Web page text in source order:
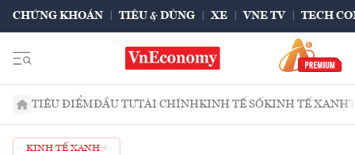
CHỨNG KHOÁN TIÊU & DÙNG XE VNE TV TECH
TIÊU ĐIỂMĐẦU TƯTÀI CHÍNHKINH TẾ SỐKINH TẾ XANH
KINH TẾ XANH